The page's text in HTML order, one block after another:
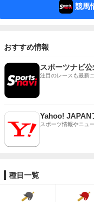
競馬
おすすめ情報
スポーツナビ公
注目のレースも最新
Yahoo! JAPAN
スポーツ情報やニュ
種目一覧